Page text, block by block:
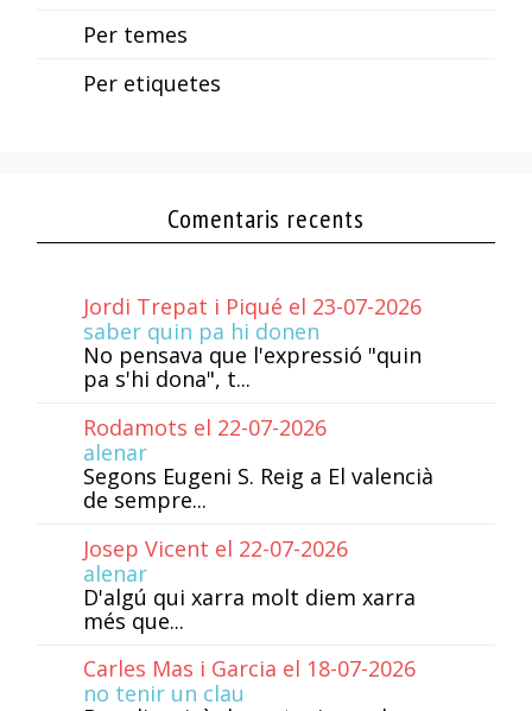
Per temes
Per etiquetes
Comentaris recents
Jordi Trepat i Piqué el 23-07-2026
saber quin pa hi donen
No pensava que l'expressió "quin
pa s'hi dona", t...
Rodamots el 22-07-2026
alenar
Segons Eugeni S. Reig a El valencià
de sempre...
Josep Vicent el 22-07-2026
alenar
D'algú qui xarra molt diem xarra
més que...
Carles Mas i Garcia el 18-07-2026
no tenir un clau